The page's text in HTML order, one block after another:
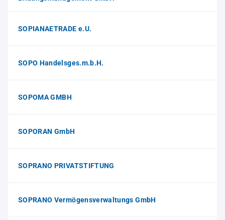
SOPIANAETRADE e.U.
SOPO Handelsges.m.b.H.
SOPOMA GMBH
SOPORAN GmbH
SOPRANO PRIVATSTIFTUNG
SOPRANO Vermögensverwaltungs GmbH